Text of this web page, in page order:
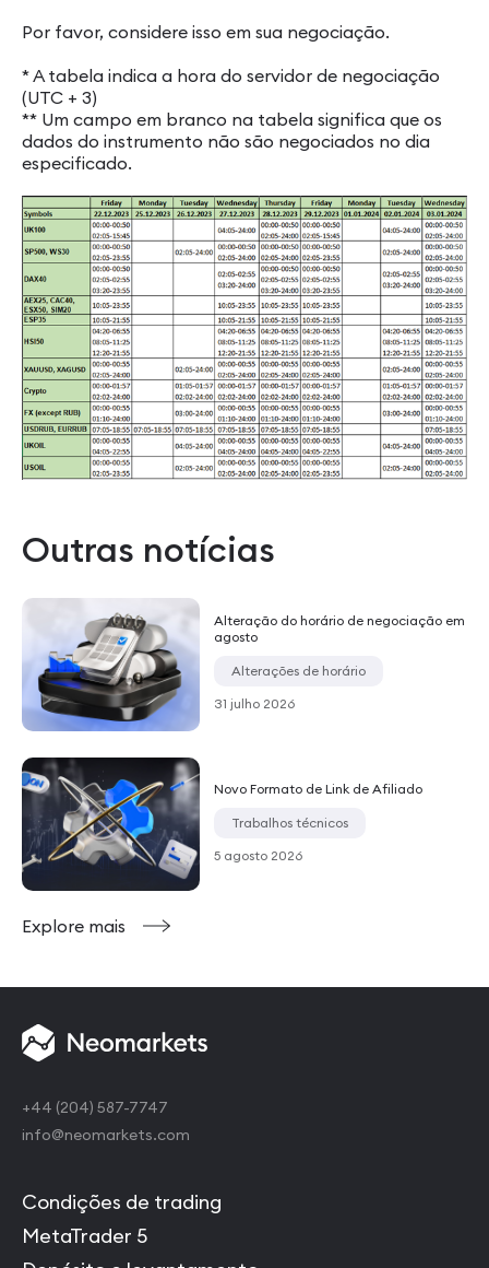
Por favor, considere isso em sua negociação.
* A tabela indica a hora do servidor de negociação
(UTC + 3)
** Um campo em branco na tabela significa que os
dados do instrumento não são negociados no dia
especificado.
Outras notícias
Alteração do horário de negociação em
agosto
Alterações de horário
31 julho 2026
Novo Formato de Link de Afiliado
Trabalhos técnicos
5 agosto 2026
Explore mais
+44 (204) 587-7747
info@neomarkets.com
Condições de trading
MetaTrader 5